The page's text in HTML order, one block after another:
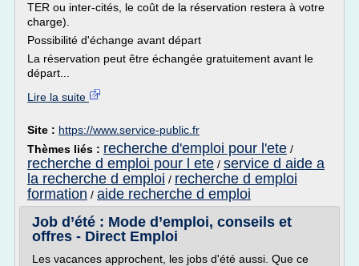
TER ou inter-cités, le coût de la réservation restera à votre
charge).
Possibilité d'échange avant départ
La réservation peut être échangée gratuitement avant le
départ...
Lire la suite
Site : https://www.service-public.fr
Thèmes liés : recherche d'emploi pour l'ete /
recherche d emploi pour l ete / service d aide a
la recherche d emploi / recherche d emploi
formation / aide recherche d emploi
Job d’été : Mode d’emploi, conseils et
offres - Direct Emploi
Les vacances approchent, les jobs d'été aussi. Que ce